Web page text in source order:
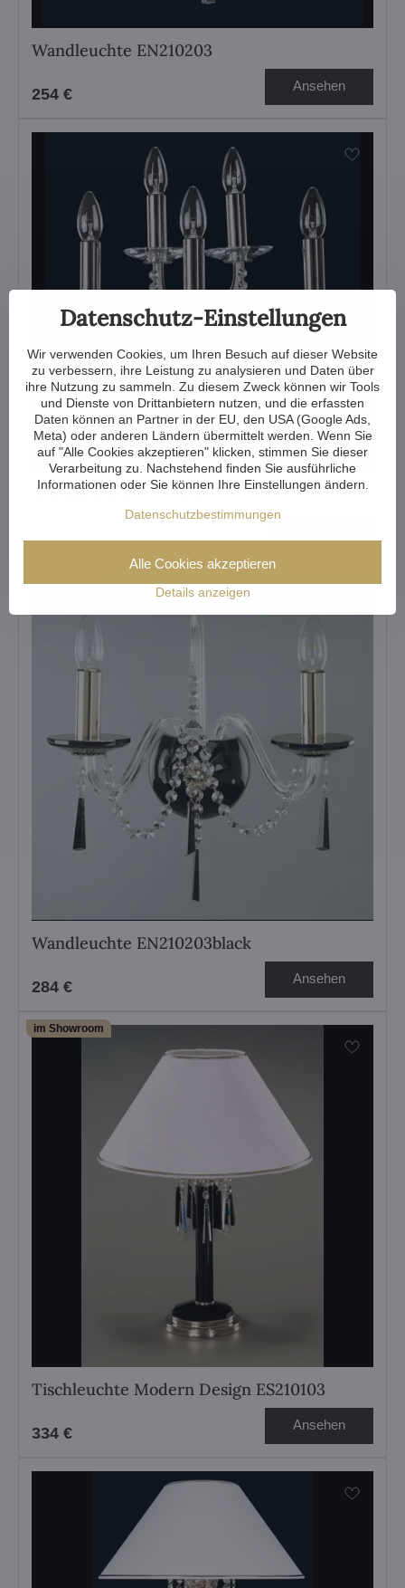
Wandleuchte EN210203
254 € Ansehen
507 €
Wandleuchte EN210203black
284 € Ansehen
im Showroom
Tischleuchte Modern Design ES210103
334 € Ansehen
Datenschutz-Einstellungen
Wir verwenden Cookies, um Ihren Besuch auf dieser Website
zu verbessern, ihre Leistung zu analysieren und Daten über
ihre Nutzung zu sammeln. Zu diesem Zweck können wir Tools
und Dienste von Drittanbietern nutzen, und die erfassten
Daten können an Partner in der EU, den USA (Google Ads,
Meta) oder anderen Ländern übermittelt werden. Wenn Sie
auf "Alle Cookies akzeptieren" klicken, stimmen Sie dieser
Verarbeitung zu. Nachstehend finden Sie ausführliche
Informationen oder Sie können Ihre Einstellungen ändern.
Datenschutzbestimmungen
Details anzeigen
Alle Cookies akzeptieren